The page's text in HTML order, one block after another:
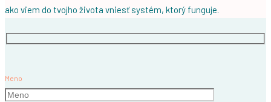
ako viem do tvojho života vniesť systém, ktorý funguje.
Meno